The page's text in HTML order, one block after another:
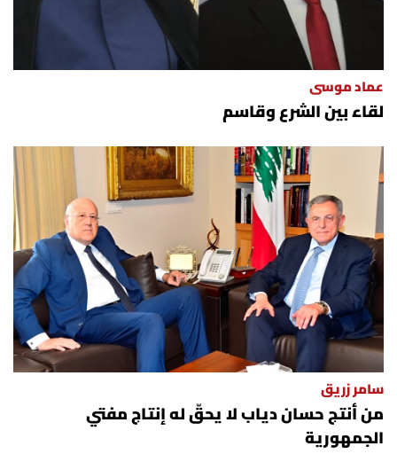
عماد موسى
لقاء بين الشرع وقاسم
سامر زريق
من أنتج حسان دياب لا يحقّ له إنتاج مفتي
الجمهورية